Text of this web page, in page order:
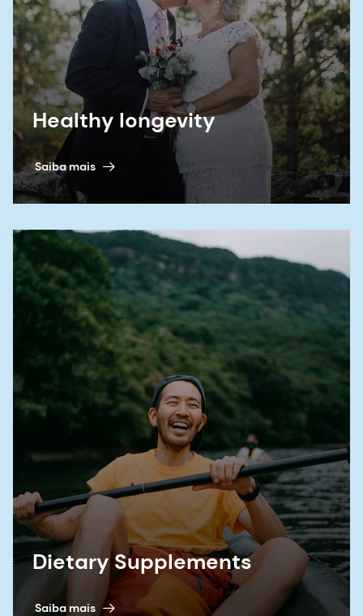
Healthy longevity
Saiba mais
Dietary Supplements
Saiba mais